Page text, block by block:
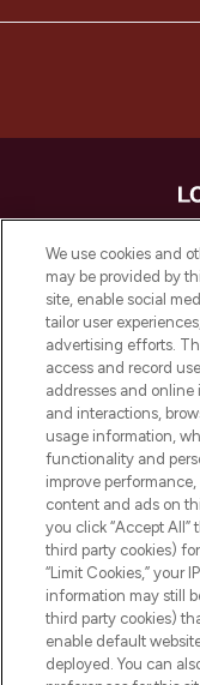
beste
make-up
Shop
Do Not
We use cookies and
may be provided by
site, enable social
tailor user
advertising efforts.
access and record
addresses and online
and interactions,
usage information,
functionality and
improve
content and ads on
you click “Accept
third party cookies)
“Limit Cookies,” your
information may still
third party cookies)
enable default
deployed. You can